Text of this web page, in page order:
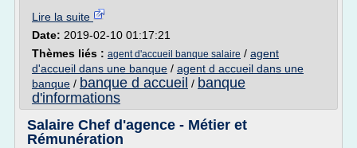
Lire la suite
Date: 2019-02-10 01:17:21
Thèmes liés : agent d'accueil banque salaire / agent
d'accueil dans une banque / agent d accueil dans une
banque / banque d accueil / banque
d'informations
Salaire Chef d'agence - Métier et
Rémunération